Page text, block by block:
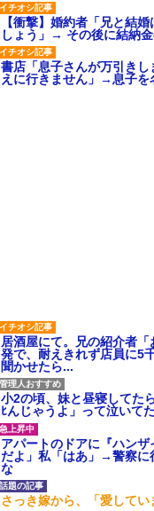
【衝撃】婚約者「兄と結
しょう」→ その後に結納
書店「息子さんが万引き
えに行きません」→息子を
居酒屋にて。兄の紹介者
発で、耐えきれず店員に5
聞かせたら...
小2の頃、妹と昼寝してた
ﾋんじゃうよ」って泣いて
アパートのドアに『ハン
だよ」私「はあ」→警察に
な
さっき嫁から、「愛して